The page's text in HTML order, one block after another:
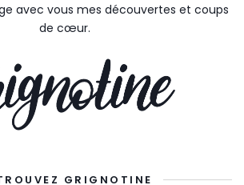
avec vous mes découvertes et coups
de cœur.
GRIGNOTINE